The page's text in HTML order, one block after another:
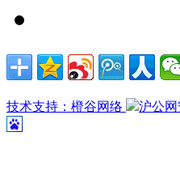
技术支持：橙谷网络 沪公网